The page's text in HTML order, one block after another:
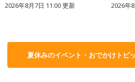
2026年8月7日 11:00更新 2026年
夏休みのイベント・おでかけトピ